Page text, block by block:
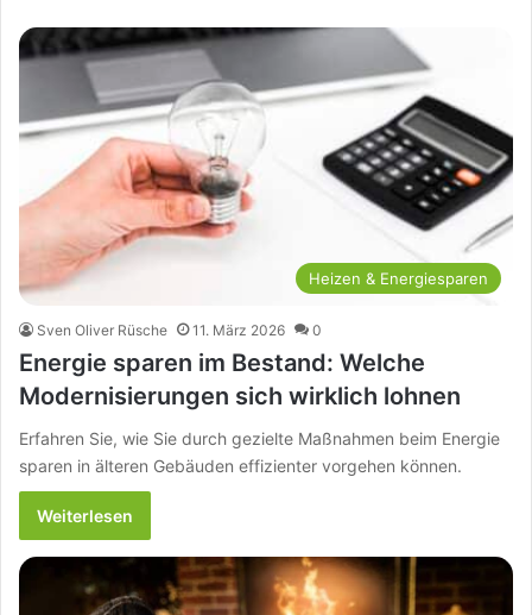
Heizen & Energiesparen
Sven Oliver Rüsche 11. März 2026 0
Energie sparen im Bestand: Welche
Modernisierungen sich wirklich lohnen
Erfahren Sie, wie Sie durch gezielte Maßnahmen beim Energie
sparen in älteren Gebäuden effizienter vorgehen können.
Weiterlesen